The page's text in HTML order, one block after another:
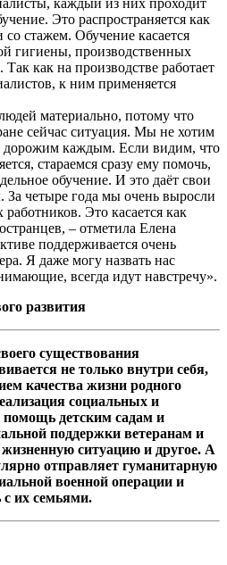
Это распространяется как
стажем. Обучение касается
гигиены, производственных
как на производстве работает
к ним применяется
материально, потому что
сейчас ситуация. Мы не хотим
дорожим каждым. Если видим, что
стараемся сразу ему помочь,
обучение. И это даёт свои
За четыре года мы очень выросли
Это касается как
– отметила Елена
поддерживается очень
Я даже могу назвать нас
всегда идут навстречу».
развития
существования
не только внутри себя,
качества жизни родного
социальных и
помощь детским садам и
поддержки ветеранам и
ситуацию и другое. А
отправляет гуманитарную
военной операции и
с их семьями.